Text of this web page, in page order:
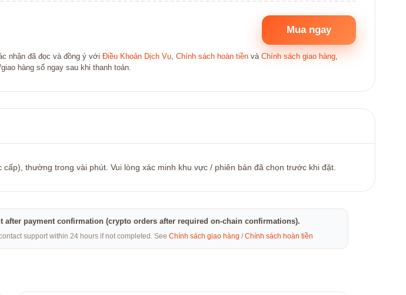
Mua ngay
nhận đã đọc và đồng ý với Điều Khoản Dịch Vụ, Chính sách hoàn tiền và Chính sách giao hàng,
hàng số ngay sau khi thanh toán.
thường trong vài phút. Vui lòng xác minh khu vực / phiên bản đã chọn trước khi đặt.
payment confirmation (crypto orders after required on-chain confirmations).
support within 24 hours if not completed. See Chính sách giao hàng /Chính sách hoàn tiền